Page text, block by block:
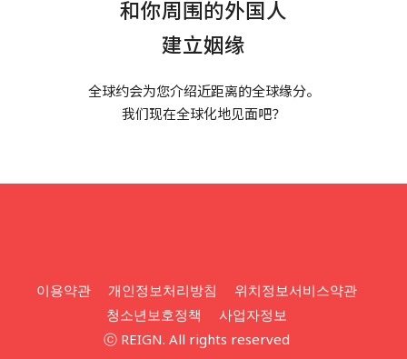
和你周围的外国人
建立姻缘
全球约会为您介绍近距离的全球缘分。
我们现在全球化地见面吧？
이용약관 개인정보처리방침
위치정보서비스약관
청소년보호정책
사업자정보
ⓒ REIGN. All rights reserved